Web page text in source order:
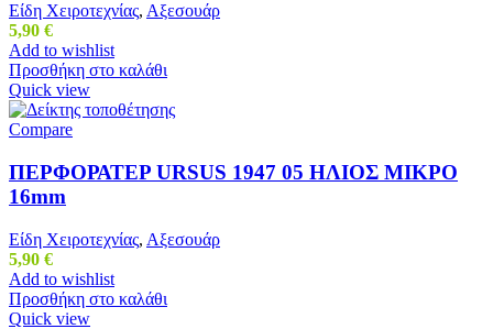
Είδη Χειροτεχνίας, Αξεσουάρ
5,90 €
Add to wishlist
Προσθήκη στο καλάθι
Quick view
Compare
ΠΕΡΦΟΡΑΤΕΡ URSUS 1947 05 ΗΛΙΟΣ ΜΙΚΡΟ
16mm
Είδη Χειροτεχνίας, Αξεσουάρ
5,90 €
Add to wishlist
Προσθήκη στο καλάθι
Quick view